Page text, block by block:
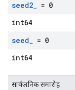
seed2_ = 0
int64
seed_ = 0
int64
सार्वजनिक समारोह